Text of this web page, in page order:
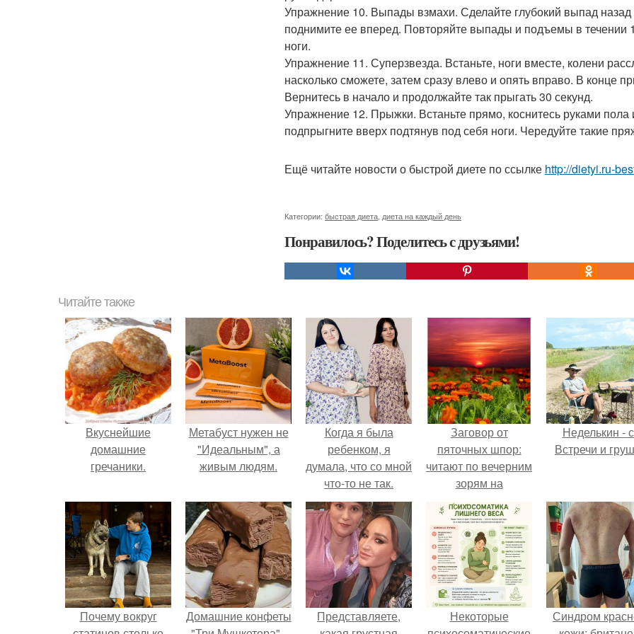
Упражнение 10. Выпады взмахи. Сделайте глубокий выпад
поднимите ее вперед. Повторяйте выпады и подъемы в течении
ноги.
Упражнение 11. Суперзвезда. Встаньте, ноги вместе, колени
насколько сможете, затем сразу влево и опять вправо. В конце
Вернитесь в начало и продолжайте так прыгать 30 секунд.
Упражнение 12. Прыжки. Встаньте прямо, коснитесь руками пола
подпрыгните вверх подтянув под себя ноги. Чередуйте такие
Ещё читайте новости о быстрой диете по ссылке http://dietyi.ru-
Категории: быстрая диета диета на каждый день
Понравилось? Поделитесь с друзьями!
Читайте также
Вкуснейшие
домашние
гречаники.
Метабуст нужен не
"Идеальным", а
живым людям.
Когда я была
ребенком, я
думала, что со мной
что-то не так.
Заговор от
пяточных шпор:
читают по вечерним
зорям на
убывающей луне.
Неделькин -
Встречи и
Почему вокруг
Домашние конфеты
Представляете,
Некоторые
Синдром